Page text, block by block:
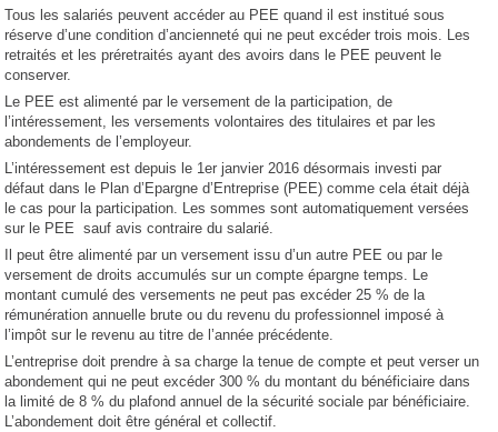
Tous les salariés peuvent accéder au PEE quand il est institué sous
réserve d’une condition d’ancienneté qui ne peut excéder trois mois. Les
retraités et les préretraités ayant des avoirs dans le PEE peuvent le
conserver.
Le PEE est alimenté par le versement de la participation, de
l’intéressement, les versements volontaires des titulaires et par les
abondements de l’employeur.
L’intéressement est depuis le 1er janvier 2016 désormais investi par
défaut dans le Plan d’Epargne d’Entreprise (PEE) comme cela était déjà
le cas pour la participation. Les sommes sont automatiquement versées
sur le PEE sauf avis contraire du salarié.
Il peut être alimenté par un versement issu d’un autre PEE ou par le
versement de droits accumulés sur un compte épargne temps. Le
montant cumulé des versements ne peut pas excéder 25 % de la
rémunération annuelle brute ou du revenu du professionnel imposé à
l’impôt sur le revenu au titre de l’année précédente.
L’entreprise doit prendre à sa charge la tenue de compte et peut verser un
abondement qui ne peut excéder 300 % du montant du bénéficiaire dans
la limité de 8 % du plafond annuel de la sécurité sociale par bénéficiaire.
L’abondement doit être général et collectif.